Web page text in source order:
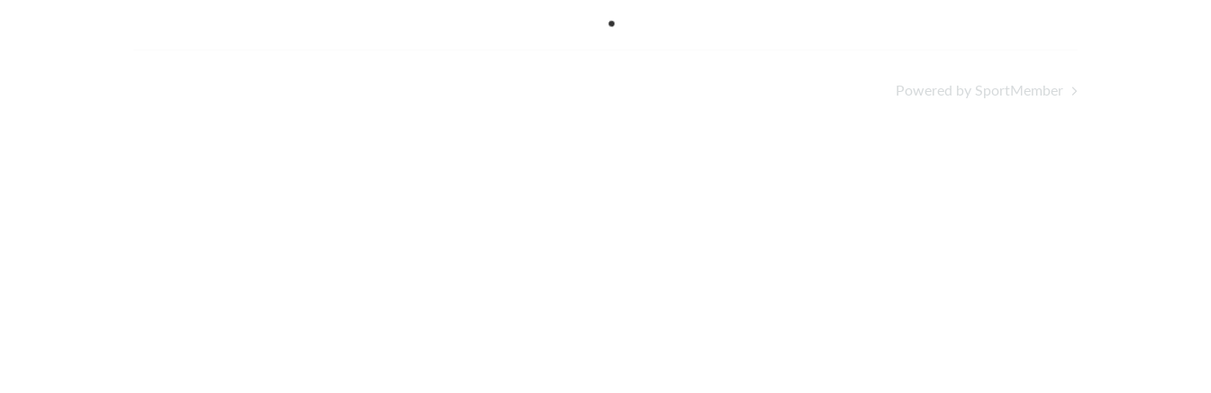
Powered by SportMember